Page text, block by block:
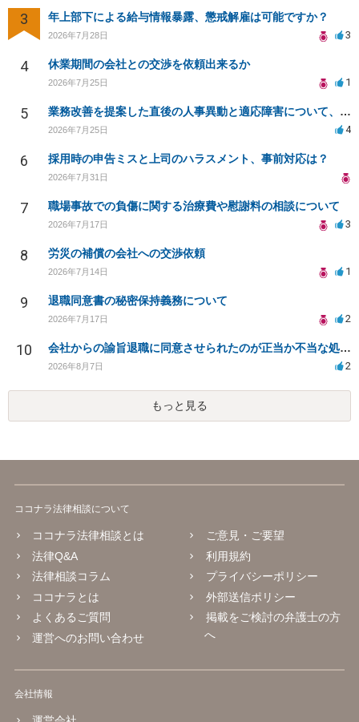
3 年上部下による給与情報暴露、懲戒解雇は可能ですか？
2026年7月28日 3
4 休業期間の会社との交渉を依頼出来るか
2026年7月25日 1
5 業務改善を提案した直後の人事異動と適応障害について、法的に問題があるか相談したいです。
2026年7月25日 4
6 採用時の申告ミスと上司のハラスメント、事前対応は？
2026年7月31日
7 職場事故での負傷に関する治療費や慰謝料の相談について
2026年7月17日 3
8 労災の補償の会社への交渉依頼
2026年7月14日 1
9 退職同意書の秘密保持義務について
2026年7月17日 2
10 会社からの諭旨退職に同意させられたのが正当か不当な処分かどうか教えてほしい
2026年8月7日 2
もっと見る
ココナラ法律相談について
ココナラ法律相談とは
法律Q&A
法律相談コラム
ココナラとは
よくあるご質問
運営へのお問い合わせ
ご意見・ご要望
利用規約
プライバシーポリシー
外部送信ポリシー
掲載をご検討の弁護士の方
へ
会社情報